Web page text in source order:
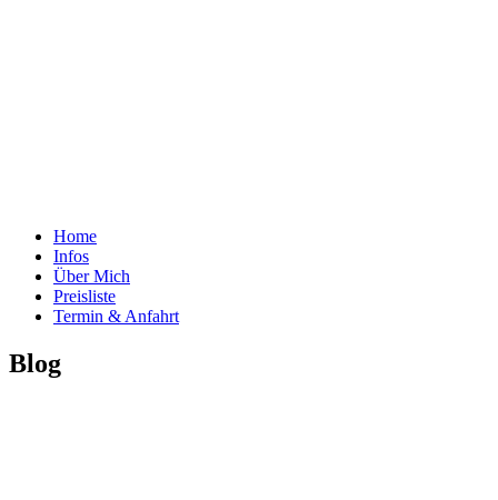
Home
Infos
Über Mich
Preisliste
Termin & Anfahrt
Blog